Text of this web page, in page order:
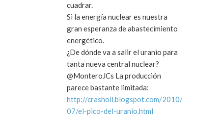
cuadrar.
Si la energía nuclear es nuestra
gran esperanza de abastecimiento
energético.
¿De dónde va a salir el uranio para
tanta nueva central nuclear?
@MonteroJCs La producción
parece bastante limitada:
http://crashoil.blogspot.com/2010/
07/el-pico-del-uranio.html